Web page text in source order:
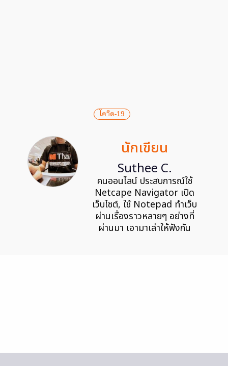
โควิด-19
นักเขียน
Suthee C.
คนออนไลน์ ประสบการณ์ใช้
Netcape Navigator เปิด
เว็บไซต์, ใช้ Notepad ทำเว็บ
ผ่านเรื่องราวหลายๆ อย่างที่
ผ่านมา เอามาเล่าให้ฟังกัน